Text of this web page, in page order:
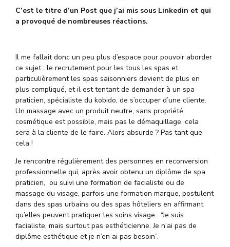
C’est le titre d’un Post que j’ai mis sous Linkedin et qui
a provoqué de nombreuses réactions.
Il me fallait donc un peu plus d’espace pour pouvoir aborder
ce sujet : le recrutement pour les tous les spas et
particulièrement les spas saisonniers devient de plus en
plus compliqué, et il est tentant de demander à un spa
praticien, spécialiste du kobido, de s’occuper d’une cliente.
Un massage avec un produit neutre, sans propriété
cosmétique est possible, mais pas le démaquillage, cela
sera à la cliente de le faire. Alors absurde ? Pas tant que
cela !
Je rencontre régulièrement des personnes en reconversion
professionnelle qui, après avoir obtenu un diplôme de spa
praticien, ou suivi une formation de facialiste ou de
massage du visage, parfois une formation marque, postulent
dans des spas urbains ou des spas hôteliers en affirmant
qu’elles peuvent pratiquer les soins visage : “Je suis
facialiste, mais surtout pas esthéticienne. Je n’ai pas de
diplôme esthétique et je n’en ai pas besoin”.